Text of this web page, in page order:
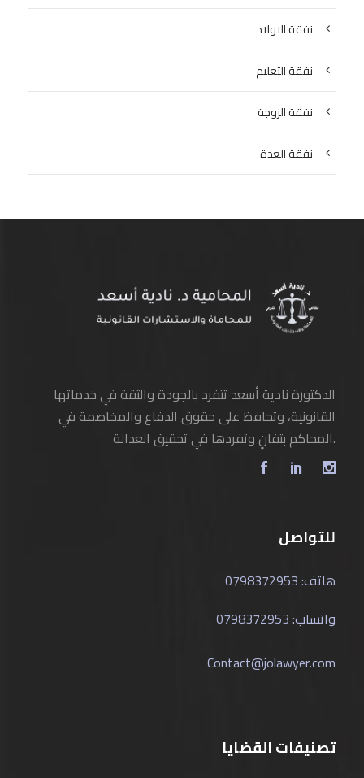
نفقة الاولاد
نفقة التعليم
نفقة الزوجة
نفقة العدة
الدكتورة نادية أسعد تتفرد بالجودة والثقة في خدماتها
القانونية، وتحافظ على حقوق الدفاع والمخاصمة في
المحاكم بتفانٍ وتفردها في تحقيق العدالة.
للتواصل
هاتف: 0798372953
واتساب: 0798372953
Contact@jolawyer.com
تصنيفات القضايا